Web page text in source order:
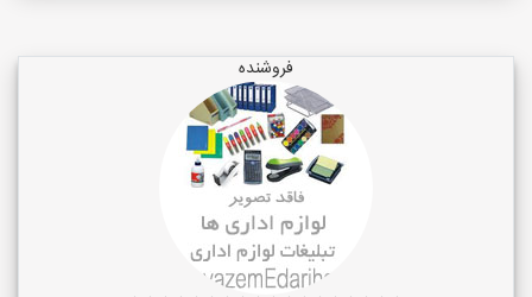
فروشنده